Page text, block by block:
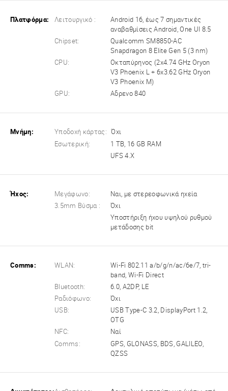
Πλατφόρμα: Λειτουργικό :
Android 16, έως 7 σημαντικές
αναβαθμίσεις Android, One UI 8.5
Chipset:
Qualcomm SM8850-AC
Snapdragon 8 Elite Gen 5 (3 nm)
CPU:
Οκταπύρηνος (2x4.74 GHz Oryon
V3 Phoenix L + 6x3.62 GHz Oryon
V3 Phoenix M)
GPU:
Αδρενο 840
Μνήμη: Υποδοχή κάρτας:
Όχι
Εσωτερική:
1 TB, 16 GB RAM
UFS 4.X
Ήχος: Μεγάφωνο:
Ναι, με στερεοφωνικά ηχεία
3.5mm Βύσμα :
Όχι
Υποστήριξη ήχου υψηλού ρυθμού
μετάδοσης bit
Comms: WLAN:
Wi-Fi 802.11 a/b/g/n/ac/6e/7, tri-
band, Wi-Fi Direct
Bluetooth:
6.0, A2DP, LE
Ραδιόφωνο:
Όχι
USB:
USB Type-C 3.2, DisplayPort 1.2,
OTG
NFC:
Ναί
Comms:
GPS, GLONASS, BDS, GALILEO,
QZSS